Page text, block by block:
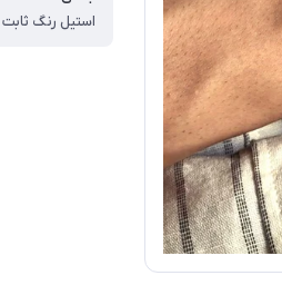
استیل رنگ ثابت